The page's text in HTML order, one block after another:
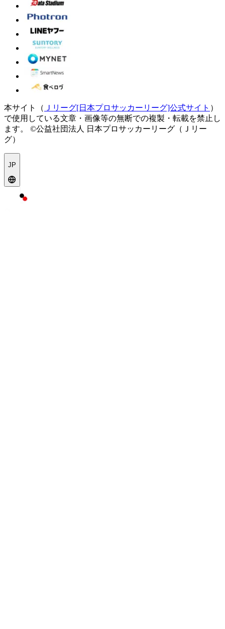
本サイト（ Ｊリーグ[日本プロサッカーリーグ]公式サイト ）
で使用している文章・画像等の無断での複製・転載を禁止し
ます。
©公益社団法人 日本プロサッカーリーグ（Ｊリー
グ）
JP